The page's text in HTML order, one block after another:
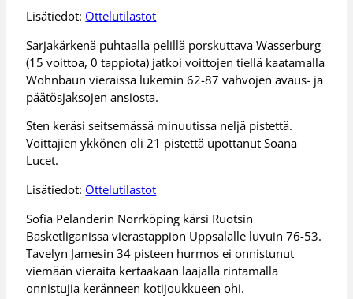
Lisätiedot: Ottelutilastot
Sarjakärkenä puhtaalla pelillä porskuttava Wasserburg
(15 voittoa, 0 tappiota) jatkoi voittojen tiellä kaatamalla
Wohnbaun vieraissa lukemin 62-87 vahvojen avaus- ja
päätösjaksojen ansiosta.
Sten keräsi seitsemässä minuutissa neljä pistettä.
Voittajien ykkönen oli 21 pistettä upottanut Soana
Lucet.
Lisätiedot: Ottelutilastot
Sofia Pelanderin Norrköping kärsi Ruotsin
Basketliganissa vierastappion Uppsalalle luvuin 76-53.
Tavelyn Jamesin 34 pisteen hurmos ei onnistunut
viemään vieraita kertaakaan laajalla rintamalla
onnistujia keränneen kotijoukkueen ohi.